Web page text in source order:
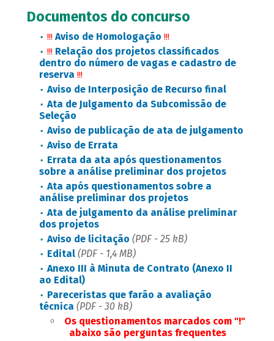
Documentos do concurso
!!!Aviso de Homologação !!!
!!! Relação dos projetos classificados
dentro do número de vagas e cadastro de
reserva !!!
Aviso de Interposição de Recurso final
Ata de Julgamento da Subcomissão de
Seleção
Aviso de publicação de ata de julgamento
Aviso de Errata
Errata da ata após questionamentos
sobre a análise preliminar dos projetos
Ata após questionamentos sobre a
análise preliminar dos projetos
Ata de julgamento da análise preliminar
dos projetos
Aviso de licitação (PDF - 25 kB)
Edital (PDF - 1,4 MB)
Anexo III à Minuta de Contrato (Anexo II
ao Edital)
Pareceristas que farão a avaliação
técnica (PDF - 30 kB)
Os questionamentos marcados com "!"
abaixo são perguntas frequentes